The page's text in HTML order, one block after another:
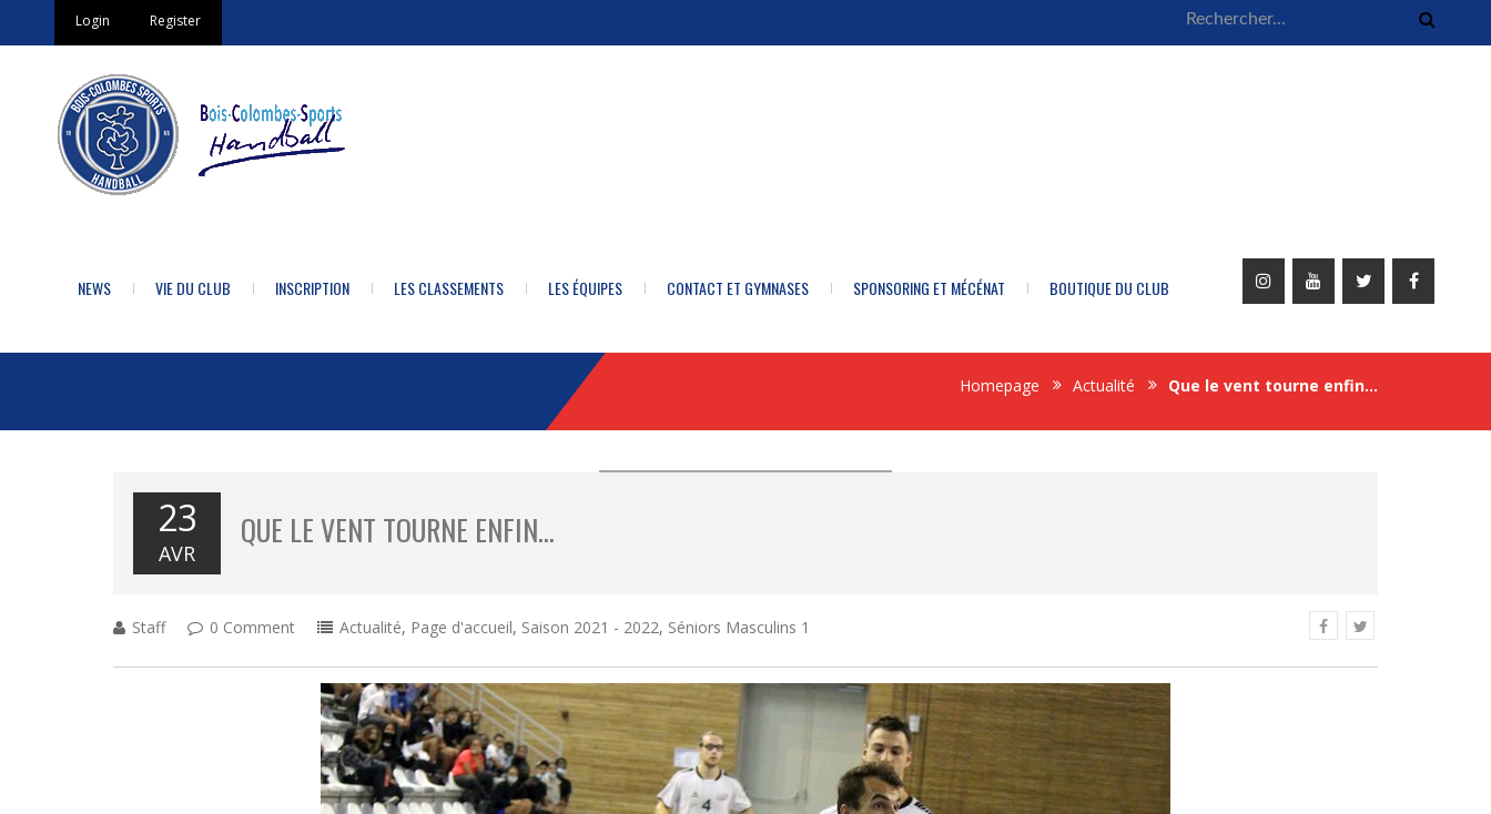
Login Register
NEWS VIE DU CLUB INSCRIPTION LES CLASSEMENTS LES ÉQUIPES CONTACT ET GYMNASES SPONSORING ET MÉCÉNAT BOUTIQUE DU CLUB
Homepage Actualité Que le vent tourne enfin…
23
AVR
QUE LE VENT TOURNE ENFIN…
Staff 0 Comment Actualité, Page d'accueil, Saison 2021 - 2022, Séniors Masculins 1